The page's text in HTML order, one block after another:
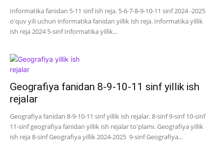
Informatika fanidan 5-11 sinf ish reja. 5-6-7-8-9-10-11 sinf 2024 -2025
o'quv yili uchun informatika fanidan yillik ish reja. Informatika yillik
ish reja 2024 5-sinf Informatika yillik...
Geografiya fanidan 8-9-10-11 sinf yillik ish
rejalar
Geografiya fanidan 8-9-10-11 sinf yillik ish rejalar. 8-sinf 9-sinf 10-sinf
11-sinf geografiya fanidan yillik ish rejalar to'plami. Geografiya yillik
ish reja 8-sinf Geografiya yillik 2024-2025 9-sinf Geografiya...